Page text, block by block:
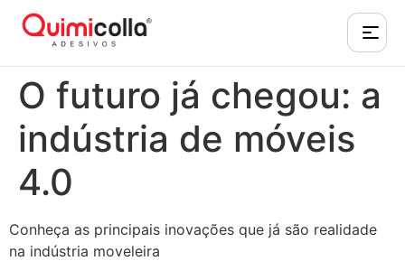
O futuro já chegou: a
indústria de móveis
4.0
Conheça as principais inovações que já são realidade
na indústria moveleira